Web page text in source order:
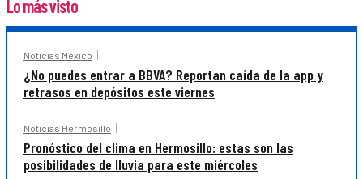
Lo más visto
Noticias México
¿No puedes entrar a BBVA? Reportan caída de la app y
retrasos en depósitos este viernes
Noticias Hermosillo
Pronóstico del clima en Hermosillo: estas son las
posibilidades de lluvia para este miércoles